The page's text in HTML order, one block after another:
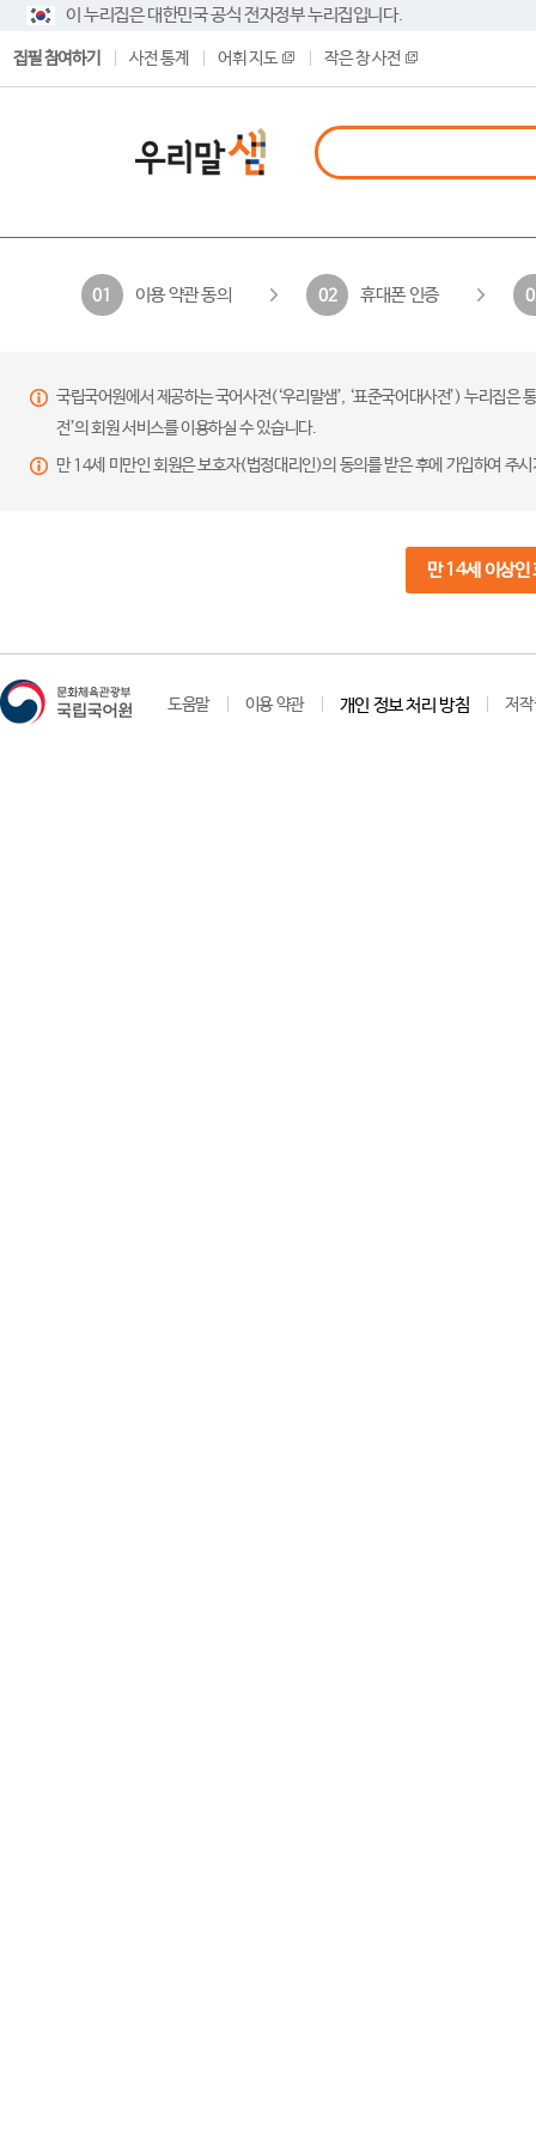
이 누리집은 대한민국 공식 전자정부 누리집입니다.
집필 참여하기 사전 통계 어휘 지도 작은 창 사전
01 이용 약관 동의 02 휴대폰 인증
국립국어원에서 제공하는 국어사전(‘우리말샘’, ‘표준국어대사전’) 누리집
전’의 회원 서비스를 이용하실 수 있습니다.
만 14세 미만인 회원은 보호자(법정대리인)의 동의를 받은 후에 가입하여 주
만 14세 이상인
도움말 이용 약관 개인 정보 처리 방침 저